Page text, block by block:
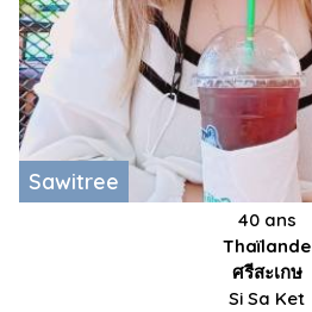
Sawitree
40 ans
Thaïlande
ศรีสะเกษ
Si Sa Ket